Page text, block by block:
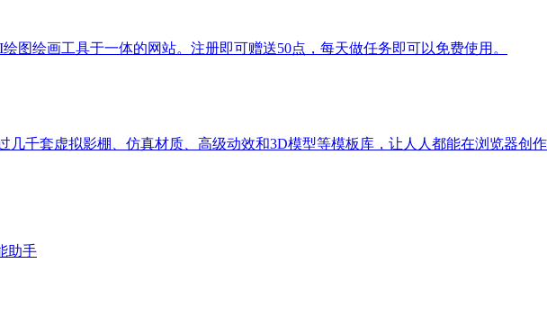
图绘画工具于一体的网站。注册即可赠送50点，每天做任务即可以免费使用。
几千套虚拟影棚、仿真材质、高级动效和3D模型等模板库，让人人都能在浏览器创
助手